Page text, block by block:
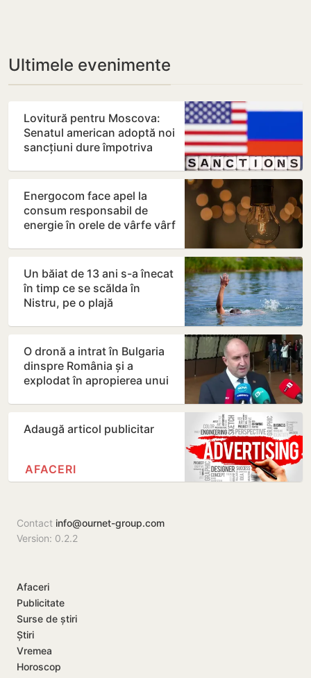
Ultimele evenimente
Lovitură pentru Moscova:
Senatul american adoptă noi
sancțiuni dure împotriva
Energocom face apel la
consum responsabil de
energie în orele de vârfe vârf
Un băiat de 13 ani s-a înecat
în timp ce se scălda în
Nistru, pe o plajă
O dronă a intrat în Bulgaria
dinspre România și a
explodat în apropierea unui
Adaugă articol publicitar
AFACERI
Contact info@ournet-group.com
Version: 0.2.2
Afaceri
Publicitate
Surse de știri
Știri
Vremea
Horoscop